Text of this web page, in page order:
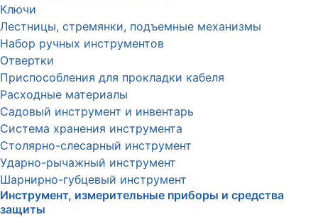
Ключи
Лестницы, стремянки, подъемные механизмы
Набор ручных инструментов
Отвертки
Приспособления для прокладки кабеля
Расходные материалы
Садовый инструмент и инвентарь
Система хранения инструмента
Столярно-слесарный инструмент
Ударно-рычажный инструмент
Шарнирно-губцевый инструмент
Инструмент, измерительные приборы и средства
защиты